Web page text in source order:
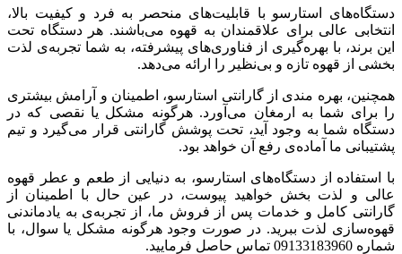
دستگاه‌های استارسو با قابلیت‌های منحصر به فرد و کیفیت بالا،
انتخابی عالی برای علاقمندان به قهوه می‌باشند. هر دستگاه تحت
این برند، با بهره‌گیری از فناوری‌های پیشرفته، به شما تجربه‌ی لذت
بخشی از قهوه تازه و بی‌نظیر را ارائه می‌دهد.
همچنین، بهره مندی از گارانتی استارسو، اطمینان و آرامش بیشتری
را برای شما به ارمغان می‌آورد. هرگونه مشکل یا نقصی که در
دستگاه شما به وجود آید، تحت پوشش گارانتی قرار می‌گیرد و تیم
پشتیبانی ما آماده‌ی رفع آن خواهد بود.
با استفاده از دستگاه‌های استارسو، به دنیایی از طعم و عطر قهوه
عالی و لذت بخش خواهید پیوست، در عین حال با اطمینان از
گارانتی کامل و خدمات پس از فروش ما، از تجربه‌ی به یادماندنی
قهوه‌سازی لذت ببرید. در صورت وجود هرگونه مشکل یا سوال، با
شماره 09133183960 تماس حاصل فرمایید.